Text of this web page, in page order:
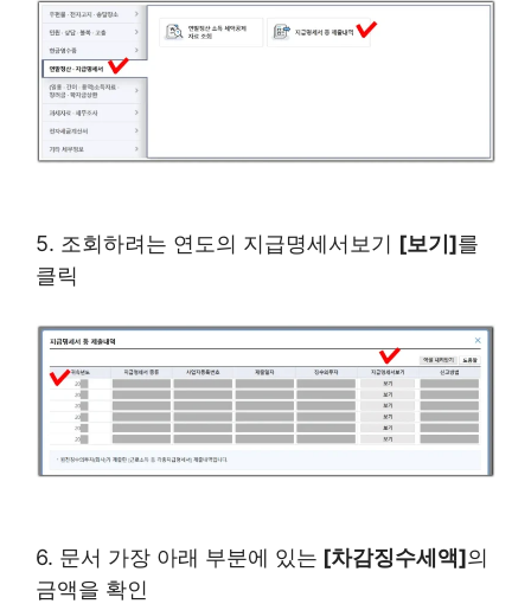
5. 조회하려는 연도의 지급명세서보기 [보기]를
클릭
6. 문서 가장 아래 부분에 있는 [차감징수세액]의
금액을 확인